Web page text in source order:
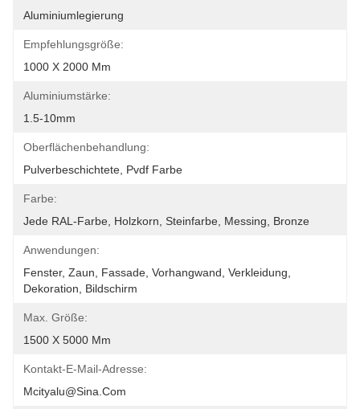
Aluminiumlegierung
Empfehlungsgröße:
1000 X 2000 Mm
Aluminiumstärke:
1.5-10mm
Oberflächenbehandlung:
Pulverbeschichtete, Pvdf Farbe
Farbe:
Jede RAL-Farbe, Holzkorn, Steinfarbe, Messing, Bronze
Anwendungen:
Fenster, Zaun, Fassade, Vorhangwand, Verkleidung,
Dekoration, Bildschirm
Max. Größe:
1500 X 5000 Mm
Kontakt-E-Mail-Adresse:
Mcityalu@sina.com